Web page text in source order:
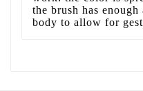
the brush has
body to allow for